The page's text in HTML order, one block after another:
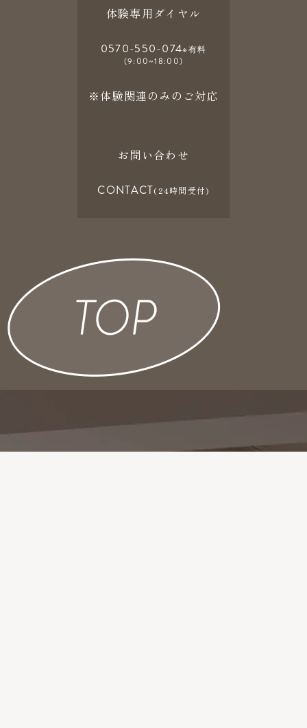
体験専用ダイヤル
0570-550-074※有料
(9:00~18:00)
※体験関連のみのご対応
お問い合わせ
CONTACT(24時間受付)